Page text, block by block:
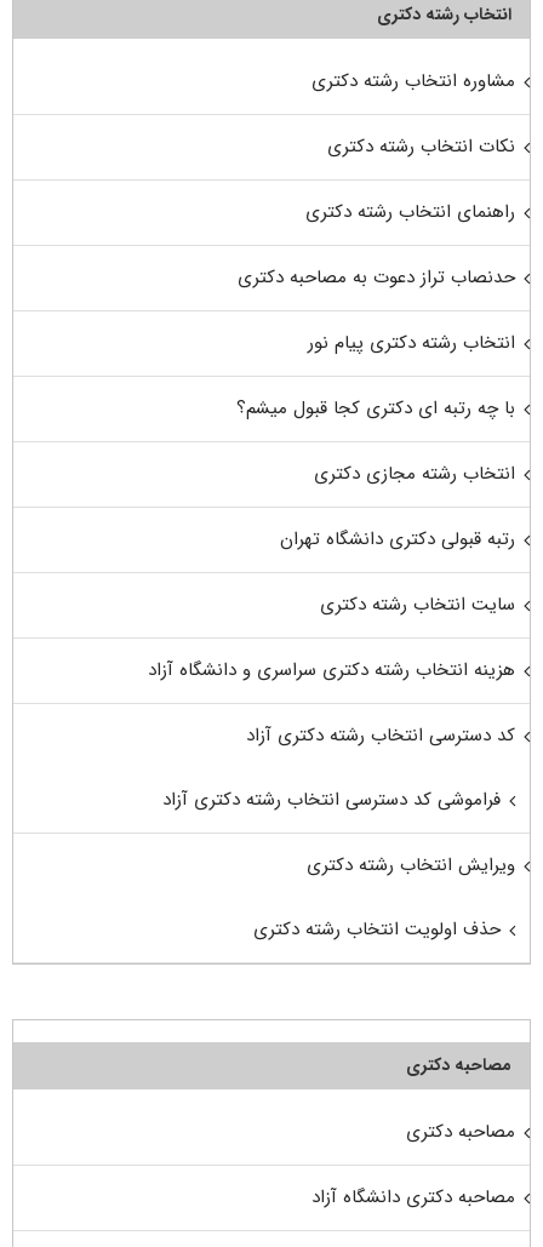
انتخاب رشته دکتری
مشاوره انتخاب رشته دکتری
نکات انتخاب رشته دکتری
راهنمای انتخاب رشته دکتری
حدنصاب تراز دعوت به مصاحبه دکتری
انتخاب رشته دکتری پیام نور
با چه رتبه ای دکتری کجا قبول میشم؟
انتخاب رشته مجازی دکتری
رتبه قبولی دکتری دانشگاه تهران
سایت انتخاب رشته دکتری
هزینه انتخاب رشته دکتری سراسری و دانشگاه آزاد
کد دسترسی انتخاب رشته دکتری آزاد
فراموشی کد دسترسی انتخاب رشته دکتری آزاد
ویرایش انتخاب رشته دکتری
حذف اولویت انتخاب رشته دکتری
مصاحبه دکتری
مصاحبه دکتری
مصاحبه دکتری دانشگاه آزاد